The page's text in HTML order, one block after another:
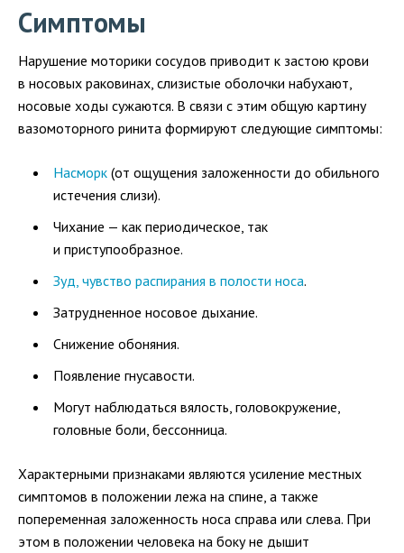
Симптомы
Нарушение моторики сосудов приводит к застою крови
в носовых раковинах, слизистые оболочки набухают,
носовые ходы сужаются. В связи с этим общую картину
вазомоторного ринита формируют следующие симптомы:
Насморк (от ощущения заложенности до обильного
истечения слизи).
Чихание — как периодическое, так
и приступообразное.
Зуд, чувство распирания в полости носа.
Затрудненное носовое дыхание.
Снижение обоняния.
Появление гнусавости.
Могут наблюдаться вялость, головокружение,
головные боли, бессонница.
Характерными признаками являются усиление местных
симптомов в положении лежа на спине, а также
попеременная заложенность носа справа или слева. При
этом в положении человека на боку не дышит